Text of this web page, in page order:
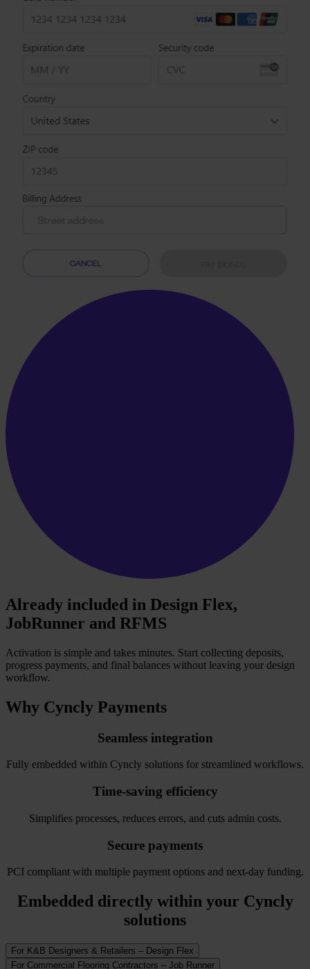
Already included in Design Flex,
JobRunner and RFMS
Activation is simple and takes minutes. Start collecting deposits,
progress payments, and final balances without leaving your design
workflow.
Why Cyncly Payments
Seamless integration
Fully embedded within Cyncly solutions for streamlined workflows.
Time-saving efficiency
Simplifies processes, reduces errors, and cuts admin costs.
Secure payments
PCI compliant with multiple payment options and next-day funding.
Embedded directly within your Cyncly
solutions
For K&B Designers & Retailers – Design Flex
For Commercial Flooring Contractors – Job Runner